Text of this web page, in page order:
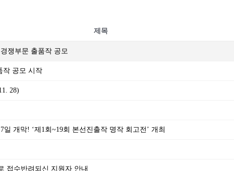
제목
쟁부문 출품작 공모
작 공모 시작
28)
개막! ‘제1회~19회 본선진출작 명작 회고전’ 개최
접수반려되신 지원자 안내